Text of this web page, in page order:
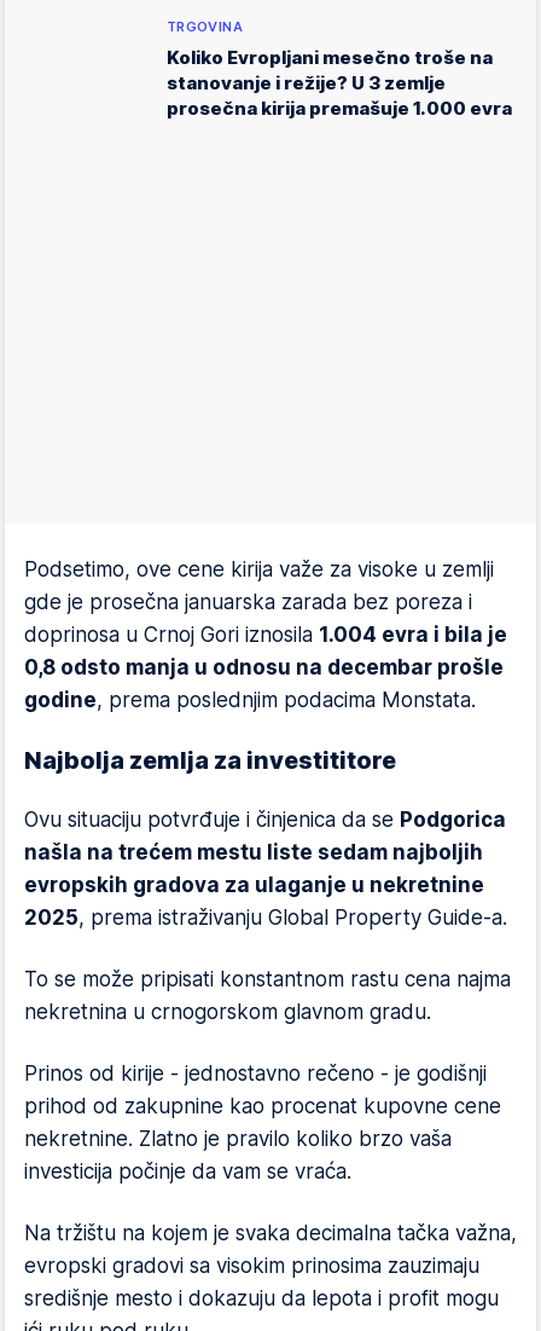
TRGOVINA
Koliko Evropljani mesečno troše na
stanovanje i režije? U 3 zemlje
prosečna kirija premašuje 1.000 evra
Podsetimo, ove cene kirija važe za visoke u zemlji
gde je prosečna januarska zarada bez poreza i
doprinosa u Crnoj Gori iznosila 1.004 evra i bila je
0,8 odsto manja u odnosu na decembar prošle
godine, prema poslednjim podacima Monstata.
Najbolja zemlja za investititore
Ovu situaciju potvrđuje i činjenica da se Podgorica
našla na trećem mestu liste sedam najboljih
evropskih gradova za ulaganje u nekretnine
2025, prema istraživanju Global Property Guide-a.
To se može pripisati konstantnom rastu cena najma
nekretnina u crnogorskom glavnom gradu.
Prinos od kirije - jednostavno rečeno - je godišnji
prihod od zakupnine kao procenat kupovne cene
nekretnine. Zlatno je pravilo koliko brzo vaša
investicija počinje da vam se vraća.
Na tržištu na kojem je svaka decimalna tačka važna,
evropski gradovi sa visokim prinosima zauzimaju
središnje mesto i dokazuju da lepota i profit mogu